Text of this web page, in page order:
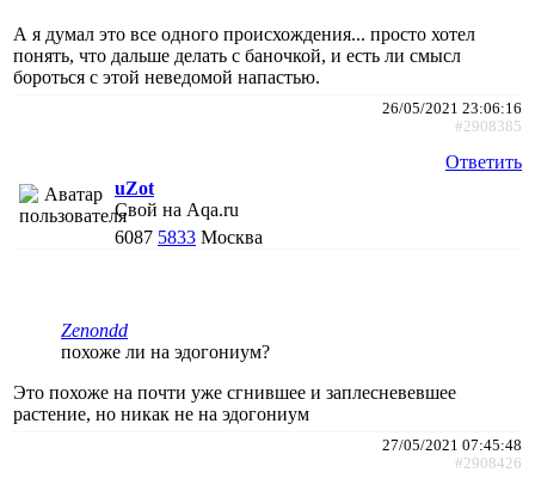
А я думал это все одного происхождения... просто хотел
понять, что дальше делать с баночкой, и есть ли смысл
бороться с этой неведомой напастью.
26/05/2021 23:06:16
#2908385
Ответить
uZot
Свой на Aqa.ru
6087 5833 Москва
Zenondd
похоже ли на эдогониум?
Это похоже на почти уже сгнившее и заплесневевшее
растение, но никак не на эдогониум
27/05/2021 07:45:48
#2908426